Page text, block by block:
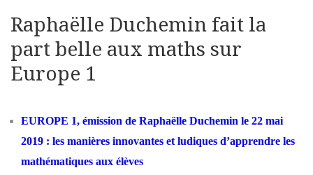
Raphaëlle Duchemin fait la
part belle aux maths sur
Europe 1
EUROPE 1, émission de Raphaëlle Duchemin le 22 mai
2019 : les manières innovantes et ludiques d’apprendre les
mathématiques aux élèves